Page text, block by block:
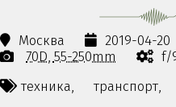
Москва 2019-04-20
70D 55-250mm
f/
техника,
транспорт,